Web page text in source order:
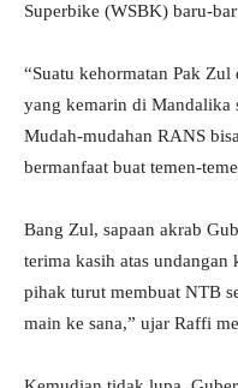
Superbike (WSBK) baru-
“Suatu kehormatan Pak
yang kemarin di Mandalika
Mudah-mudahan RANS
bermanfaat buat temen-
Bang Zul, sapaan akrab
terima kasih atas
pihak turut membuat NTB
main ke sana,” ujar Raffi